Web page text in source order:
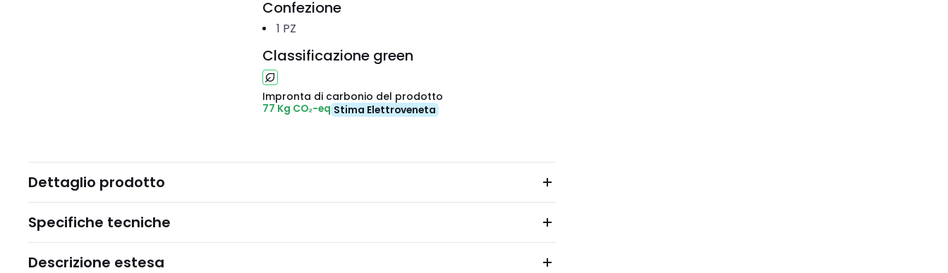
Confezione
1 PZ
Classificazione green
Impronta di carbonio del prodotto
77 Kg CO₂-eq Stima Elettroveneta
Dettaglio prodotto
Specifiche tecniche
Descrizione estesa